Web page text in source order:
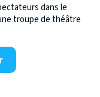
dans le
troupe de théâtre